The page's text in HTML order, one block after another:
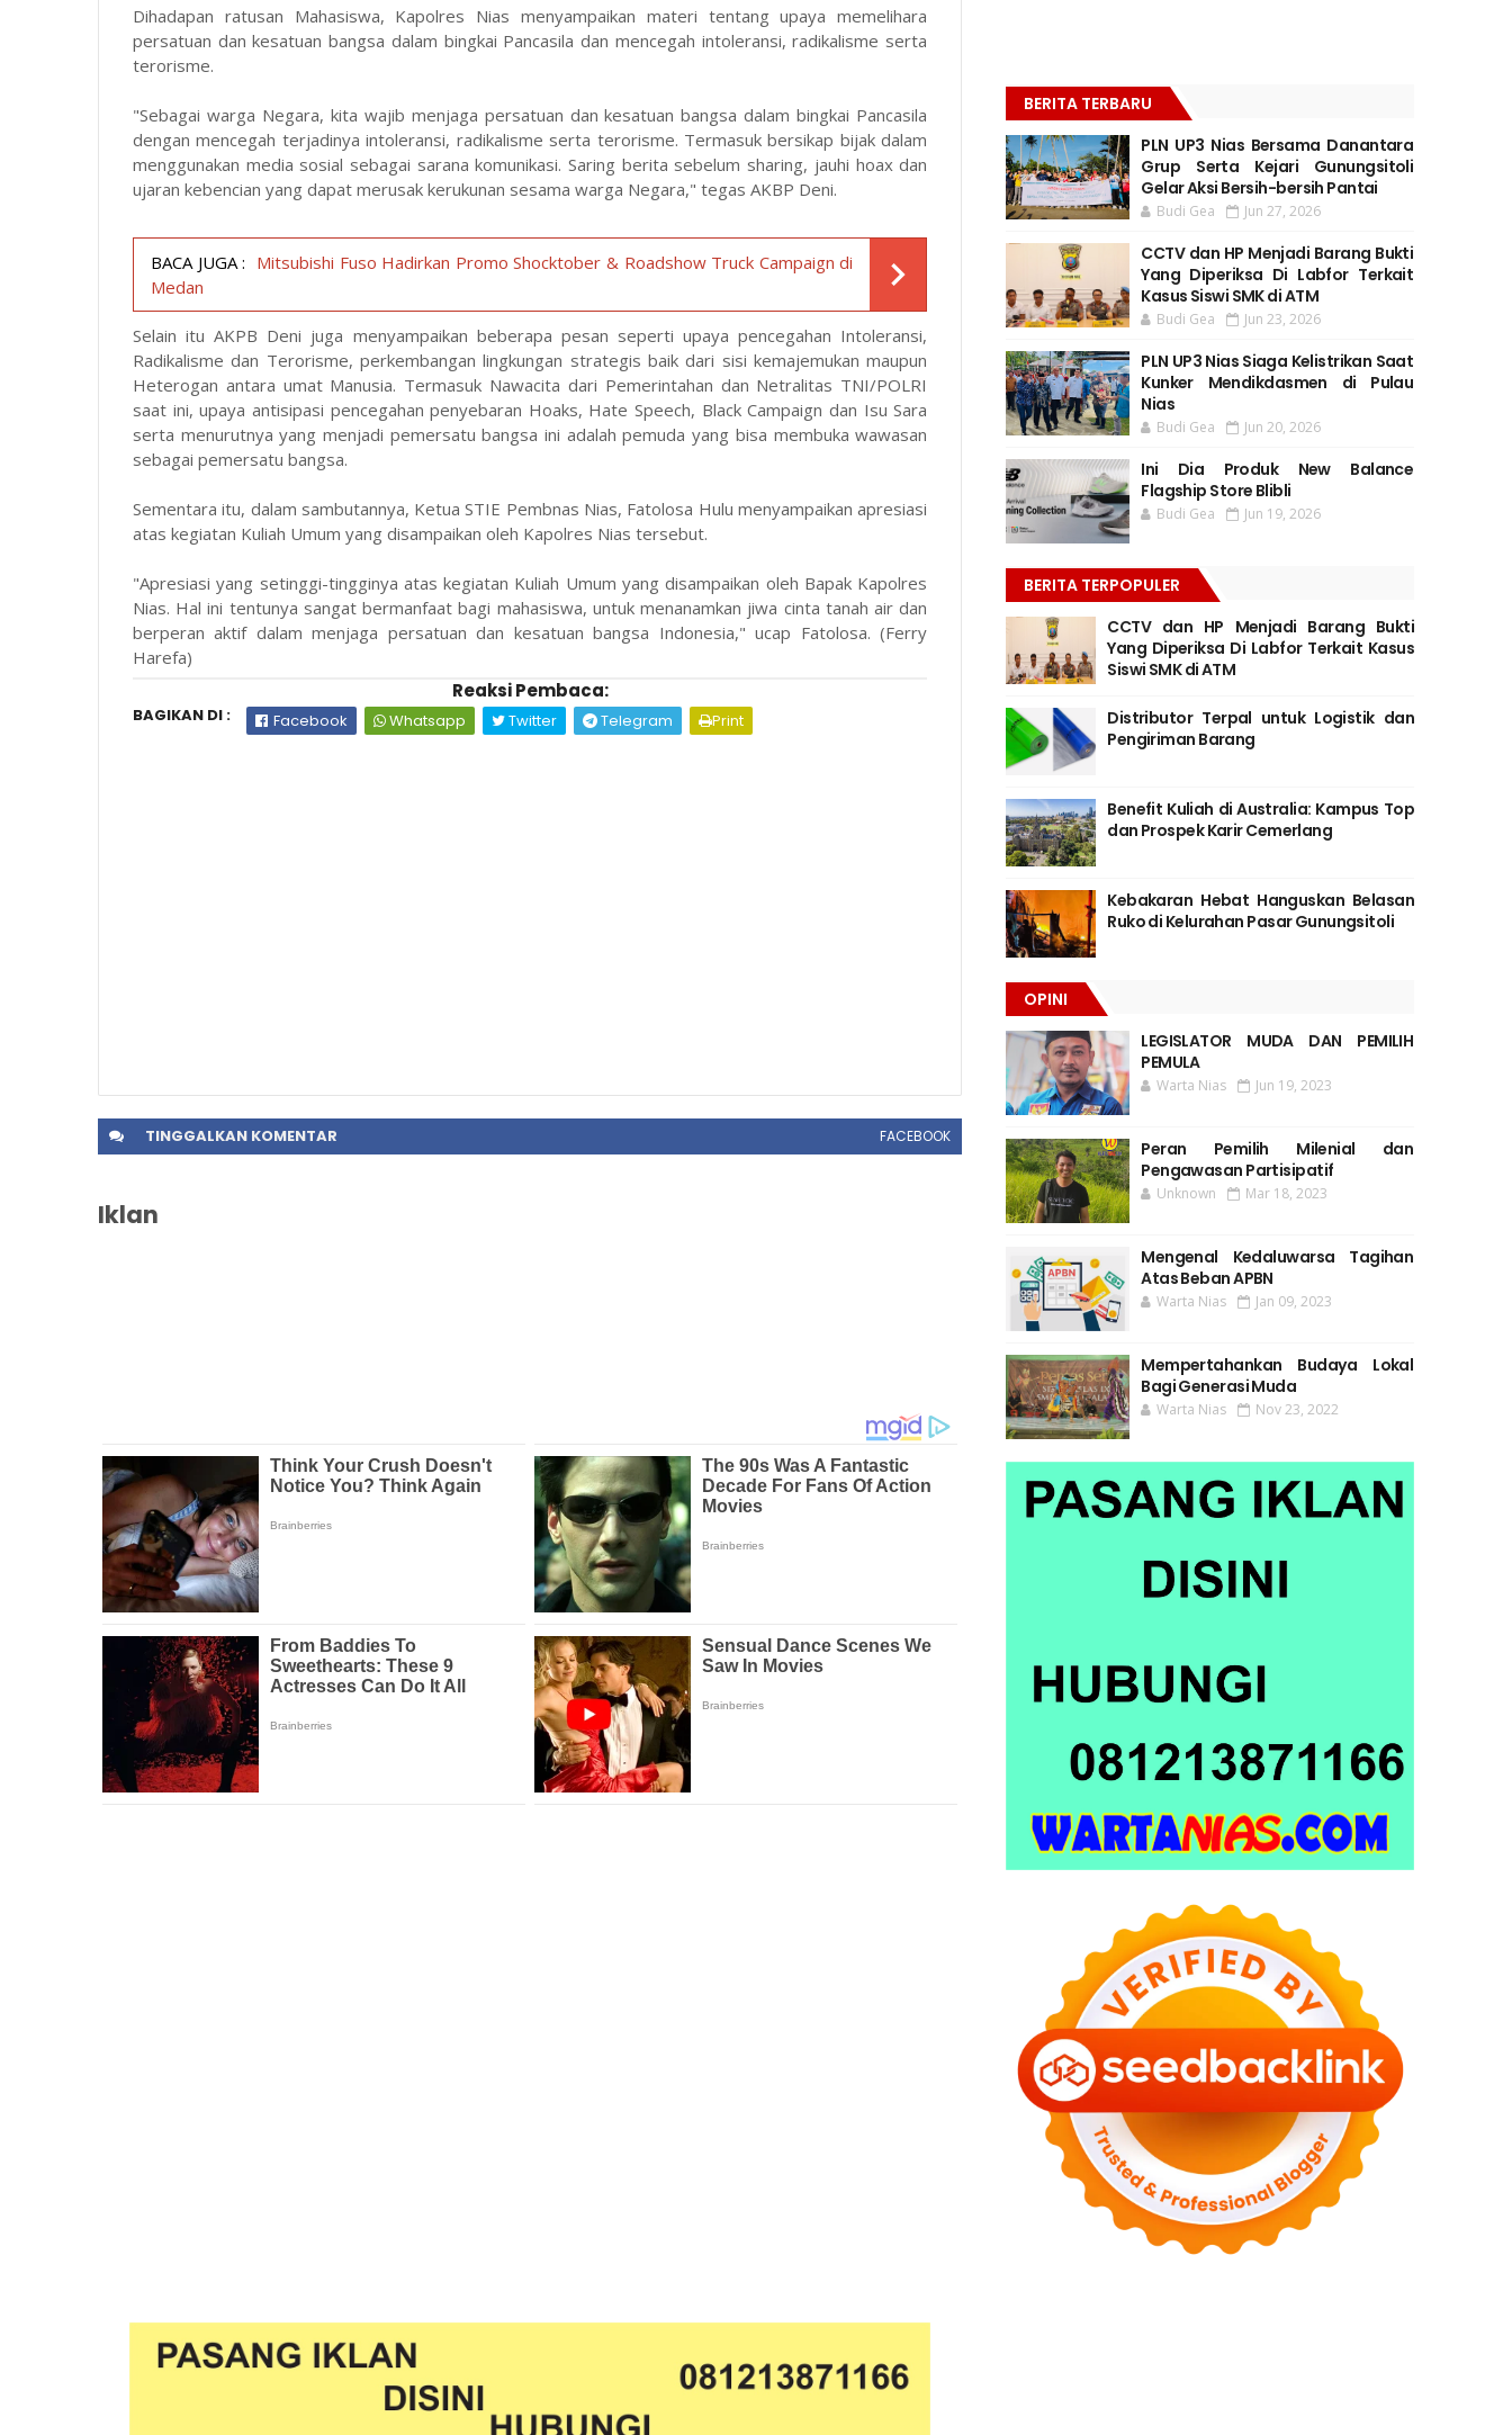
Dihadapan ratusan Mahasiswa, Kapolres Nias menyampaikan materi tentang upaya memelihara
persatuan dan kesatuan bangsa dalam bingkai Pancasila dan mencegah intoleransi, radikalisme serta
terorisme.
"Sebagai warga Negara, kita wajib menjaga persatuan dan kesatuan bangsa dalam bingkai Pancasila
dengan mencegah terjadinya intoleransi, radikalisme serta terorisme. Termasuk bersikap bijak dalam
menggunakan media sosial sebagai sarana komunikasi. Saring berita sebelum sharing, jauhi hoax dan
ujaran kebencian yang dapat merusak kerukunan sesama warga Negara," tegas AKBP Deni.
BACA JUGA : Mitsubishi Fuso Hadirkan Promo Shocktober & Roadshow Truck Campaign di
Medan
Selain itu AKPB Deni juga menyampaikan beberapa pesan seperti upaya pencegahan Intoleransi,
Radikalisme dan Terorisme, perkembangan lingkungan strategis baik dari sisi kemajemukan maupun
Heterogan antara umat Manusia. Termasuk Nawacita dari Pemerintahan dan Netralitas TNI/POLRI
saat ini, upaya antisipasi pencegahan penyebaran Hoaks, Hate Speech, Black Campaign dan Isu Sara
serta menurutnya yang menjadi pemersatu bangsa ini adalah pemuda yang bisa membuka wawasan
sebagai pemersatu bangsa.
Sementara itu, dalam sambutannya, Ketua STIE Pembnas Nias, Fatolosa Hulu menyampaikan apresiasi
atas kegiatan Kuliah Umum yang disampaikan oleh Kapolres Nias tersebut.
"Apresiasi yang setinggi-tingginya atas kegiatan Kuliah Umum yang disampaikan oleh Bapak Kapolres
Nias. Hal ini tentunya sangat bermanfaat bagi mahasiswa, untuk menanamkan jiwa cinta tanah air dan
berperan aktif dalam menjaga persatuan dan kesatuan bangsa Indonesia," ucap Fatolosa. (Ferry
Harefa)
Reaksi Pembaca:
BAGIKAN DI : Facebook Whatsapp Twitter Telegram Print
TINGGALKAN KOMENTAR FACEBOOK
Iklan
BERITA TERBARU
PLN UP3 Nias Bersama Danantara
Grup Serta Kejari Gunungsitoli
Gelar Aksi Bersih-bersih Pantai
Budi Gea Jun 27, 2026
CCTV dan HP Menjadi Barang Bukti
Yang Diperiksa Di Labfor Terkait
Kasus Siswi SMK di ATM
Budi Gea Jun 23, 2026
PLN UP3 Nias Siaga Kelistrikan Saat
Kunker Mendikdasmen di Pulau
Nias
Budi Gea Jun 20, 2026
Ini Dia Produk New Balance
Flagship Store Blibli
Budi Gea Jun 19, 2026
BERITA TERPOPULER
CCTV dan HP Menjadi Barang Bukti
Yang Diperiksa Di Labfor Terkait Kasus
Siswi SMK di ATM
Distributor Terpal untuk Logistik dan
Pengiriman Barang
Benefit Kuliah di Australia: Kampus Top
dan Prospek Karir Cemerlang
Kebakaran Hebat Hanguskan Belasan
Ruko di Kelurahan Pasar Gunungsitoli
OPINI
LEGISLATOR MUDA DAN PEMILIH
PEMULA
Warta Nias Jun 19, 2023
Peran Pemilih Milenial dan
Pengawasan Partisipatif
Unknown Mar 18, 2023
Mengenal Kedaluwarsa Tagihan
Atas Beban APBN
Warta Nias Jan 09, 2023
Mempertahankan Budaya Lokal
Bagi Generasi Muda
Warta Nias Nov 23, 2022